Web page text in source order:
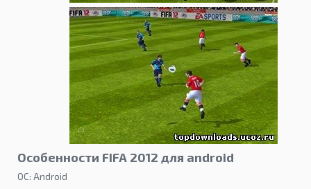
Особенности FIFA 2012 для android
ОС: Android